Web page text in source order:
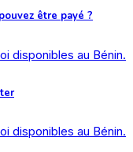
être payé ?